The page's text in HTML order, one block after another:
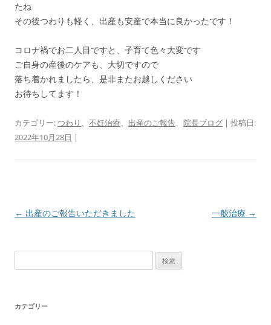
たね
その後つわりも軽く、出産も安産で本当に良かったです！
コロナ禍でお二人目ですと、子育て色々大変です
ご自身の産後のケアも、大切ですので
落ち着かれましたら、是非またお越しください
お待ちしてます！
カテゴリー:つわり 、 不妊治療、 出産のご報告、 院長ブログ | 投稿日:
2022年10月28日 |
投
← 出産のご報告いただきました 一般治療 →
索:
カテゴリー